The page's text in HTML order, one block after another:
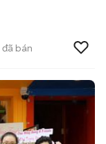
đã bán